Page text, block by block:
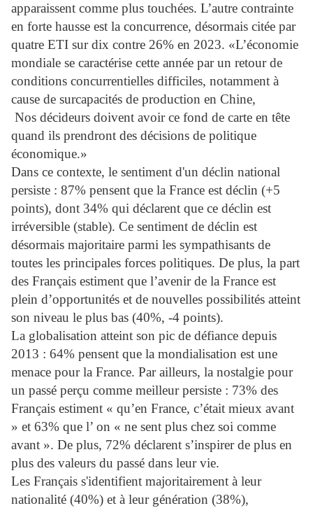
apparaissent comme plus touchées. L’autre contrainte
en forte hausse est la concurrence, désormais citée par
quatre ETI sur dix contre 26% en 2023. «L’économie
mondiale se caractérise cette année par un retour de
conditions concurrentielles difficiles, notamment à
cause de surcapacités de production en Chine,
Nos décideurs doivent avoir ce fond de carte en tête
quand ils prendront des décisions de politique
économique.»
Dans ce contexte, le sentiment d'un déclin national
persiste : 87% pensent que la France est déclin (+5
points), dont 34% qui déclarent que ce déclin est
irréversible (stable). Ce sentiment de déclin est
désormais majoritaire parmi les sympathisants de
toutes les principales forces politiques. De plus, la part
des Français estiment que l’avenir de la France est
plein d’opportunités et de nouvelles possibilités atteint
son niveau le plus bas (40%, -4 points).
La globalisation atteint son pic de défiance depuis
2013 : 64% pensent que la mondialisation est une
menace pour la France. Par ailleurs, la nostalgie pour
un passé perçu comme meilleur persiste : 73% des
Français estiment « qu’en France, c’était mieux avant
» et 63% que l’ on « ne sent plus chez soi comme
avant ». De plus, 72% déclarent s’inspirer de plus en
plus des valeurs du passé dans leur vie.
Les Français s'identifient majoritairement à leur
nationalité (40%) et à leur génération (38%),